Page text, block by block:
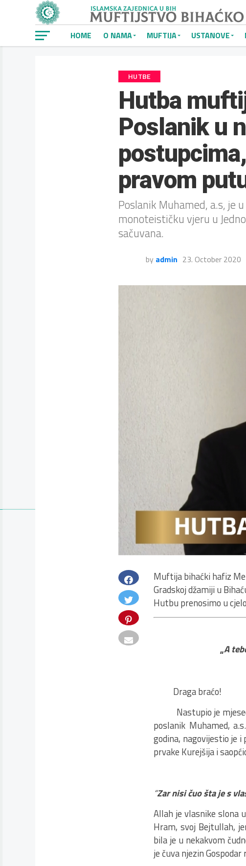
HOME O NAMA MUFTIJA USTANOVE
HUTBE
Hutba
Poslanik u
pravom
Poslanik Muhamed, a.s, je
monoteističku vjeru u
sačuvana.
by admin 23. October 2020
Muftija bihaćki hafiz
Gradskoj džamiji u
Hutbu prenosimo u
„A
Draga braćo!
Nastupio je mjesec
poslanik Muhamed,
godina, nagovijestio je i
prvake Kurejšija i
“Zar nisi čuo šta je s
Allah je vlasnike slona
Hram, svoj Bejtullah,
bila je u nekakvom
je čuva njezin Gospodar